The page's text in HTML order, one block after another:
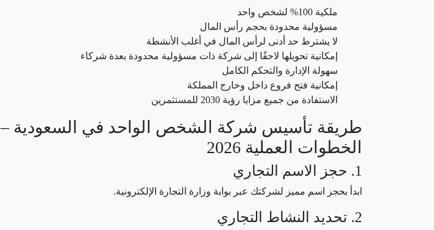
ملكية 100% لشخص واحد
مسؤولية محدودة بحجم رأس المال
لا يشترط حد أدنى لرأس المال في أغلب الأنشطة
إمكانية تحويلها لاحقًا إلى شركة ذات مسؤولية محدودة بعدة شركاء
سهولة الإدارة والتحكم الكامل
إمكانية فتح فروع داخل وخارج المملكة
الاستفادة من جميع مزايا رؤية 2030 للمستثمرين
طريقة تأسيس شركة الشخص الواحد في السعودية –
الخطوات العملية 2026
1. حجز الاسم التجاري
ابدأ بحجز اسم مميز لشركتك عبر بوابة وزارة التجارة الإلكترونية.
2. تحديد النشاط التجاري